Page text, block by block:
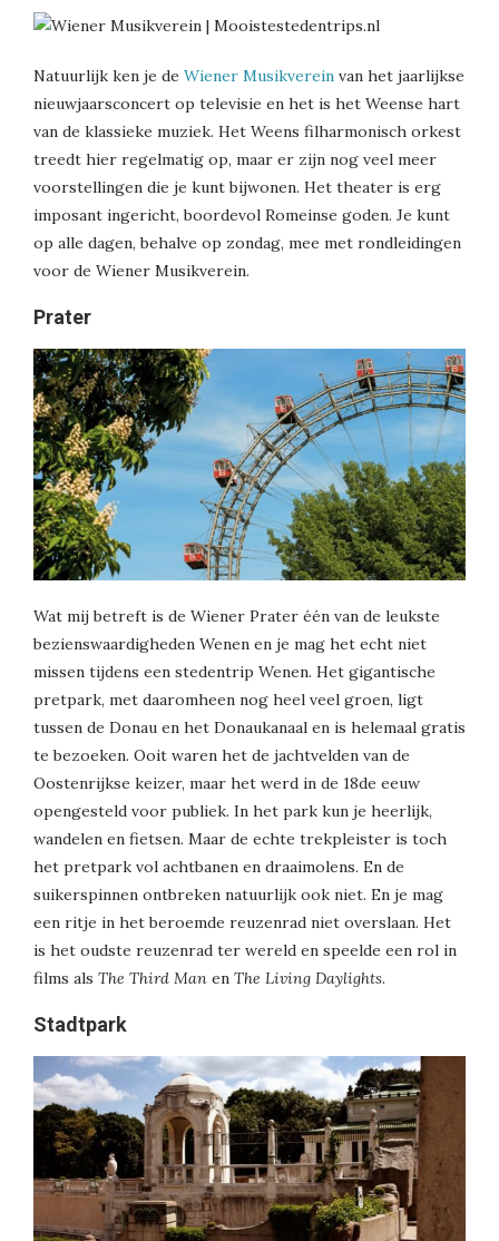
Natuurlijk ken je de Wiener Musikverein van het jaarlijkse
nieuwjaarsconcert op televisie en het is het Weense hart
van de klassieke muziek. Het Weens filharmonisch orkest
treedt hier regelmatig op, maar er zijn nog veel meer
voorstellingen die je kunt bijwonen. Het theater is erg
imposant ingericht, boordevol Romeinse goden. Je kunt
op alle dagen, behalve op zondag, mee met rondleidingen
voor de Wiener Musikverein.
Prater
Wat mij betreft is de Wiener Prater één van de leukste
bezienswaardigheden Wenen en je mag het echt niet
missen tijdens een stedentrip Wenen. Het gigantische
pretpark, met daaromheen nog heel veel groen, ligt
tussen de Donau en het Donaukanaal en is helemaal gratis
te bezoeken. Ooit waren het de jachtvelden van de
Oostenrijkse keizer, maar het werd in de 18de eeuw
opengesteld voor publiek. In het park kun je heerlijk,
wandelen en fietsen. Maar de echte trekpleister is toch
het pretpark vol achtbanen en draaimolens. En de
suikerspinnen ontbreken natuurlijk ook niet. En je mag
een ritje in het beroemde reuzenrad niet overslaan. Het
is het oudste reuzenrad ter wereld en speelde een rol in
films als The Third Man en The Living Daylights.
Stadtpark